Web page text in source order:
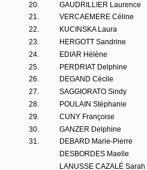
20.
GAUDRILLIER Laurence
21.
VERCAEMERE Céline
22.
KUCINSKA Laura
23.
HERGOTT Sandrine
24.
EDIAR Hélène
25.
PERDRIAT Delphine
26.
DEGAND Cécile
27.
SAGGIORATO Sindy
28.
POULAIN Stéphanie
29.
CUNY Françoise
30.
GANZER Delphine
31.
DEBARD Marie-Pierre
DESBORDES Maelle
LANUSSE CAZALÉ Sarah